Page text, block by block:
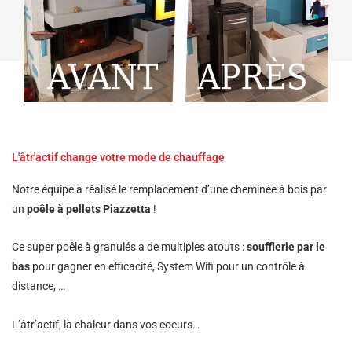
L'âtr'actif change votre mode de chauffage
Notre équipe a réalisé le remplacement d’une cheminée à bois par
un poêle à pellets Piazzetta !
Ce super poêle à granulés a de multiples atouts :soufflerie par le
bas pour gagner en efficacité, System Wifi pour un contrôle à
distance, …
L’âtr’actif, la chaleur dans vos coeurs…